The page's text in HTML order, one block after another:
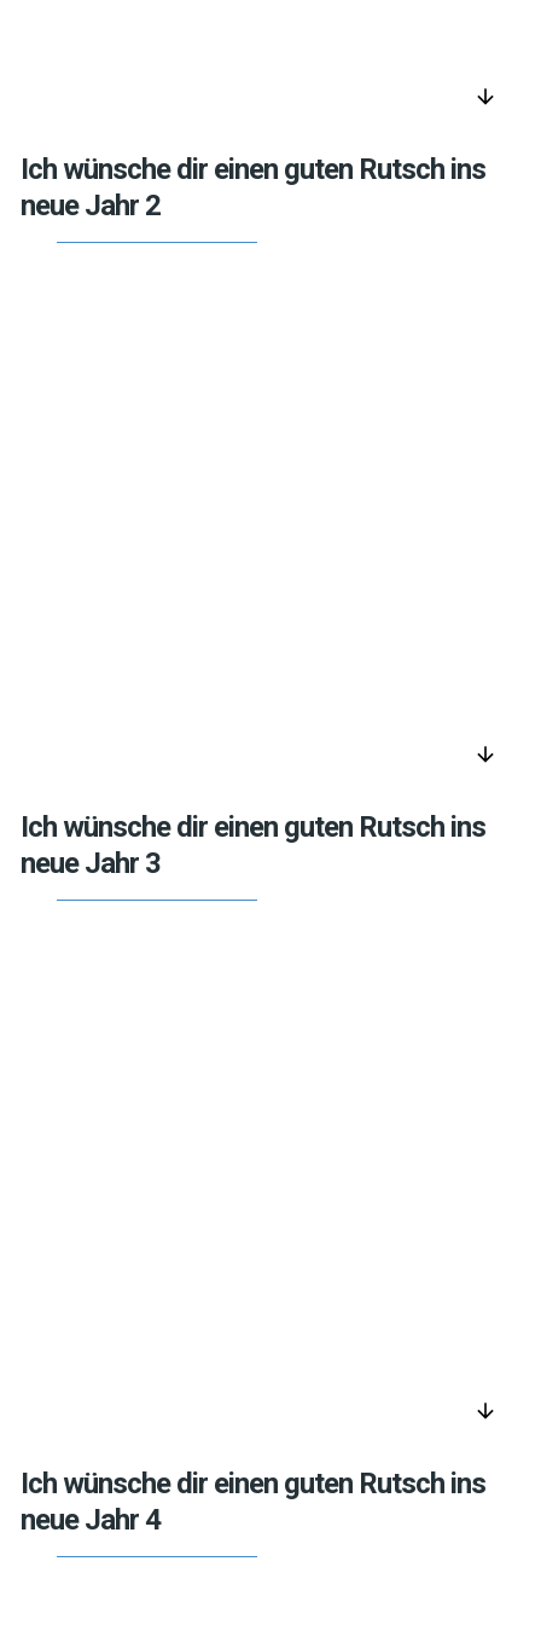
arrow_downward
Ich wünsche dir einen guten Rutsch ins
neue Jahr 2
arrow_downward
Ich wünsche dir einen guten Rutsch ins
neue Jahr 3
arrow_downward
Ich wünsche dir einen guten Rutsch ins
neue Jahr 4